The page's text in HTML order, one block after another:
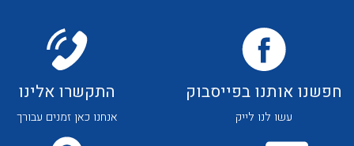
חפשנו אותנו בפייסבוק
עשו לנו לייק
התקשרו אלינו
אנחנו כאן זמנים עבורך